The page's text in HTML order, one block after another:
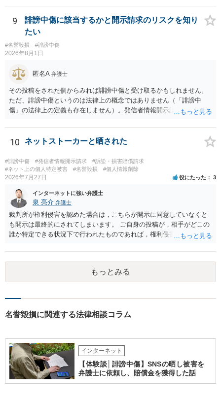
効果を発揮するといえます）。
できる主張を展開するのが難しいという点が指摘されるでしょう。 弁
護士に依頼する経済的余裕がない場合、自分で示談交渉を行う際に注
意すべき点があれば教えてください。 →分からないことが出てきたら
弁護士にご相談になるのが良いかと存じます。まずは電話相談などで
直接弁護士にご相談になることをお勧めいたします。
9
誹謗中傷に該当するかと開示請求のリスクを知り
たい
#名誉毀損 #誹謗中傷
2026年8月1日
匿名A 弁護士
その投稿をされた側からみれば誹謗中傷と受け取るかもしれません。
ただ、誹謗中傷というのは法律上の概念ではありません（「誹謗中
傷」の法律上の定義も存在しません）。発信者情報開示請求は権利侵
認められるわけではありません。 ご質問に書かれている投稿内容だけ
では、相手にとって不愉快かもしれませんが当然に権利侵害に該当す
われますが、実際の投稿内容を確認しなければ正確な回答は難しいの
で、ご不安であれば、弁護士へ直接相談して見通しを聞いてみればよ
いと思います。
10 ネットストーカーと晒された
#誹謗中傷 #発信者情報開示請求
#訴訟・損害賠償請求
#ネット上の個人特定被害
#名誉毀損 #個人情報削除
2026年7月27日 役にたった 3
インターネットに強い弁護士
泉 亮介 弁護士
裁判所が権利侵害を認めた場合は，こちらが開示に同意していなくと
も開示は最終的にされてしまいます。 ご自身の投稿が，相手がどこの
誰か特定できる状況下で行われたものであれば，権利侵害性が認めら
いても，アカウントを特定したうえで，ネットストーカーとして晒し
たのであれば，かかる行為に権利侵害性が認められる可能性はあるで
もっとみる
名誉毀損に関連する法律相談コラム
インターネット
【体験談│誹謗中傷】SNSの晒し被害を
弁護士に依頼し、賠償金を獲得した話